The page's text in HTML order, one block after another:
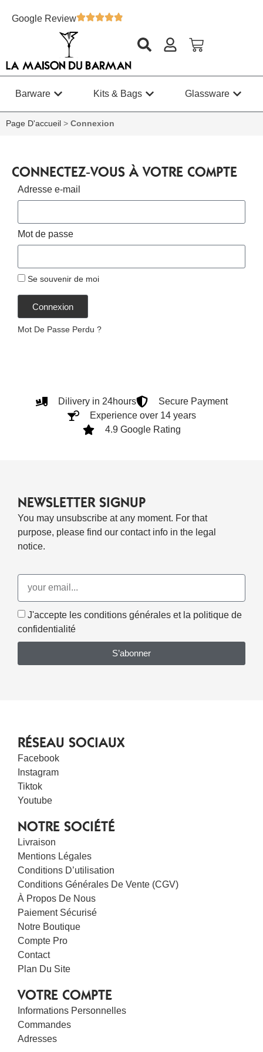
Google Review
Barware Kits & Bags Glassware
Page D'accueil > Connexion
CONNECTEZ-VOUS À VOTRE COMPTE
Adresse e-mail
Mot de passe
Se souvenir de moi
Connexion
Mot De Passe Perdu ?
Dilivery in 24hours
Secure Payment
Experience over 14 years
4.9 Google Rating
NEWSLETTER SIGNUP
You may unsubscribe at any moment. For that
purpose, please find our contact info in the legal
notice.
J'accepte les conditions générales et la politique de
confidentialité
S’abonner
RÉSEAU SOCIAUX
Facebook
Instagram
Tiktok
Youtube
NOTRE SOCIÉTÉ
Livraison
Mentions Légales
Conditions D’utilisation
Conditions Générales De Vente (CGV)
À Propos De Nous
Paiement Sécurisé
Notre Boutique
Compte Pro
Contact
Plan Du Site
VOTRE COMPTE
Informations Personnelles
Commandes
Adresses